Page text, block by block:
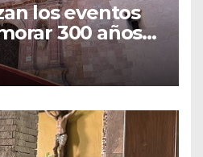
los eventos
300 años
San Roque